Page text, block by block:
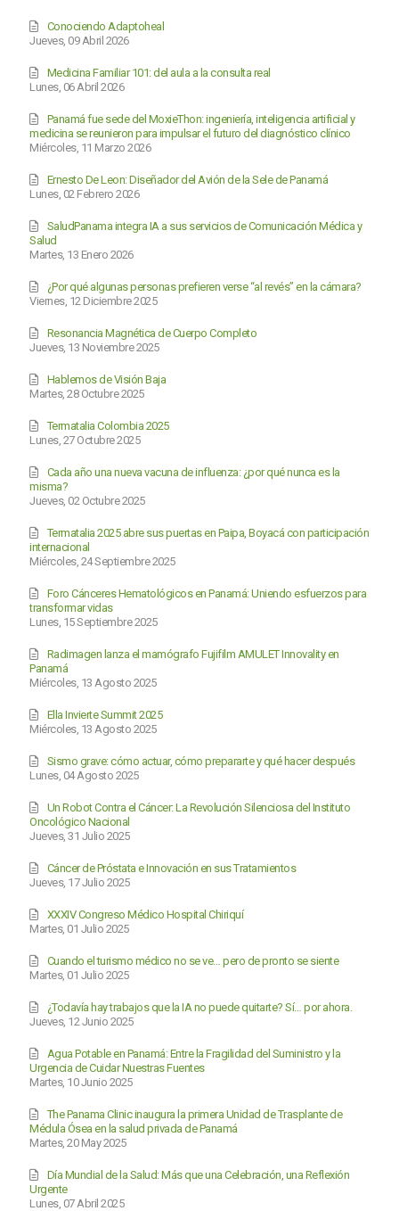
Jueves, 09 Abril 2026
Conociendo Adaptoheal
Lunes, 06 Abril 2026
Medicina Familiar 101: del aula a la consulta real
Miércoles, 11 Marzo 2026
Panamá fue sede del MoxieThon: ingeniería, inteligencia artificial y
medicina se reunieron para impulsar el futuro del diagnóstico clínico
Lunes, 02 Febrero 2026
Ernesto De Leon: Diseñador del Avión de la Sele de Panamá
Martes, 13 Enero 2026
SaludPanama integra IA a sus servicios de Comunicación Médica y
Salud
Viernes, 12 Diciembre 2025
¿Por qué algunas personas prefieren verse “al revés” en la cámara?
Jueves, 13 Noviembre 2025
Resonancia Magnética de Cuerpo Completo
Martes, 28 Octubre 2025
Hablemos de Visión Baja
Lunes, 27 Octubre 2025
Termatalia Colombia 2025
Jueves, 02 Octubre 2025
Cada año una nueva vacuna de influenza: ¿por qué nunca es la
misma?
Miércoles, 24 Septiembre 2025
Termatalia 2025 abre sus puertas en Paipa, Boyacá con participación
internacional
Lunes, 15 Septiembre 2025
Foro Cánceres Hematológicos en Panamá: Uniendo esfuerzos para
transformar vidas
Miércoles, 13 Agosto 2025
Radimagen lanza el mamógrafo Fujifilm AMULET Innovality en
Panamá
Miércoles, 13 Agosto 2025
Ella Invierte Summit 2025
Lunes, 04 Agosto 2025
Sismo grave: cómo actuar, cómo prepararte y qué hacer después
Jueves, 31 Julio 2025
Un Robot Contra el Cáncer: La Revolución Silenciosa del Instituto
Oncológico Nacional
Jueves, 17 Julio 2025
Cáncer de Próstata e Innovación en sus Tratamientos
Martes, 01 Julio 2025
XXXIV Congreso Médico Hospital Chiriquí
Martes, 01 Julio 2025
Cuando el turismo médico no se ve… pero de pronto se siente
Jueves, 12 Junio 2025
¿Todavía hay trabajos que la IA no puede quitarte? Sí… por ahora.
Martes, 10 Junio 2025
Agua Potable en Panamá: Entre la Fragilidad del Suministro y la
Urgencia de Cuidar Nuestras Fuentes
Martes, 20 May 2025
The Panama Clinic inaugura la primera Unidad de Trasplante de
Médula Ósea en la salud privada de Panamá
Lunes, 07 Abril 2025
Día Mundial de la Salud: Más que una Celebración, una Reflexión
Urgente